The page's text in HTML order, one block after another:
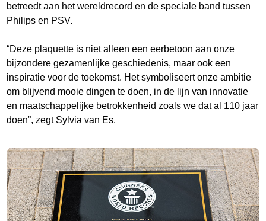
betreedt aan het wereldrecord en de speciale band tussen
Philips en PSV.
“Deze plaquette is niet alleen een eerbetoon aan onze
bijzondere gezamenlijke geschiedenis, maar ook een
inspiratie voor de toekomst. Het symboliseert onze ambitie
om blijvend mooie dingen te doen, in de lijn van innovatie
en maatschappelijke betrokkenheid zoals we dat al 110 jaar
doen”, zegt Sylvia van Es.